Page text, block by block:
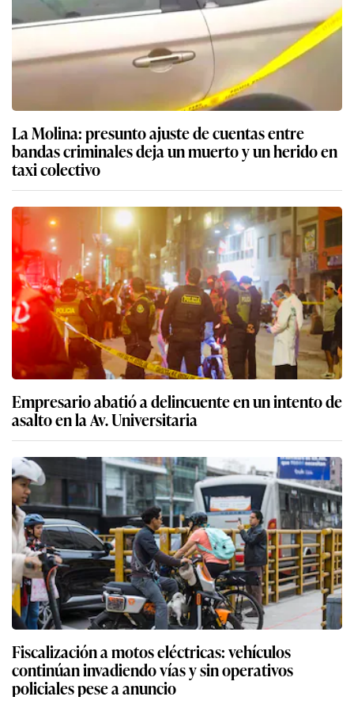
La Molina: presunto ajuste de cuentas entre
bandas criminales deja un muerto y un herido en
taxi colectivo
Empresario abatió a delincuente en un intento de
asalto en la Av. Universitaria
Fiscalización a motos eléctricas: vehículos
continúan invadiendo vías y sin operativos
policiales pese a anuncio